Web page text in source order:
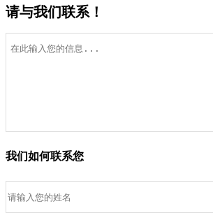
请与我们联系！
我们如何联系您